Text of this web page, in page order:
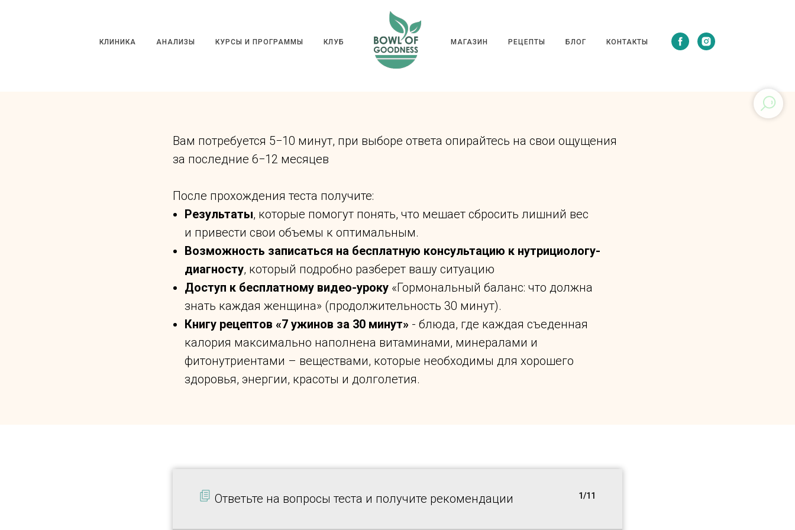
КЛИНИКА АНАЛИЗЫ КУРСЫ И ПРОГРАММЫ КЛУБ МАГАЗИН РЕЦЕПТЫ БЛОГ КОНТАКТЫ
КЛИНИКА АНАЛИЗЫ КУРСЫ И ПРОГРАММЫ КЛУБ МАГАЗИН РЕЦЕПТЫ БЛОГ КОНТАКТЫ
Вам потребуется 5−10 минут, при выборе ответа опирайтесь на свои ощущения
за последние 6−12 месяцев
После прохождения теста получите:
Результаты, которые помогут понять, что мешает сбросить лишний вес
и привести свои объемы к оптимальным.
Возможность записаться на бесплатную консультацию к нутрициологу-
диагносту, который подробно разберет вашу ситуацию
Доступ к бесплатному видео-уроку «Гормональный баланс: что должна
знать каждая женщина» (продолжительность 30 минут).
Книгу рецептов «7 ужинов за 30 минут» - блюда, где каждая съеденная
калория максимально наполнена витаминами, минералами и
фитонутриентами – веществами, которые необходимы для хорошего
здоровья, энергии, красоты и долголетия.
Ответьте на вопросы теста и получите рекомендации 1/11